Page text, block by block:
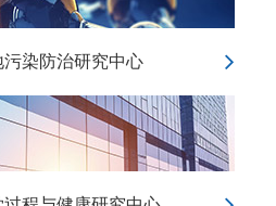
染防治研究中心